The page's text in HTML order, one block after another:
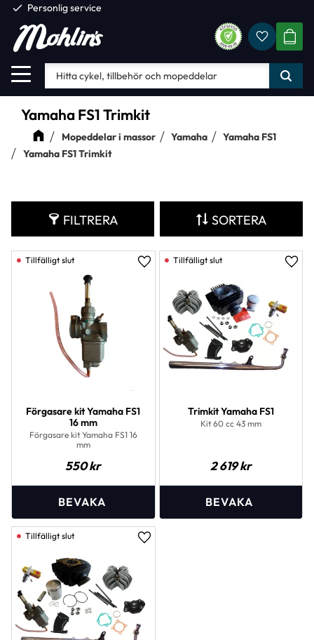
Meny
check Personlig service
Yamaha FS1 Trimkit
Mopeddelar i massor Yamaha
Yamaha FS1
Yamaha FS1 Trimkit
FILTRERA SORTERA
Förgasare kit Yamaha FS1
16 mm
Förgasare kit Yamaha FS1 16
mm
550kr
Lägg till i favoriter
Trimkit Yamaha FS1
Kit 60 cc 43 mm
2 619kr
Lägg till i favoriter